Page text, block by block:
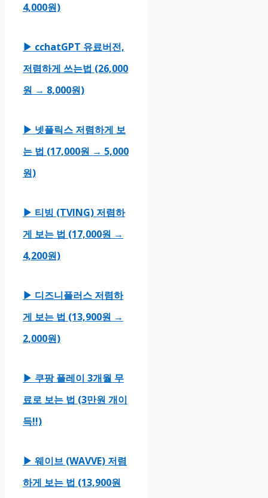
4,000원)
▶ cchatGPT 유료버전,
저렴하게 쓰는법 (26,000
원 → 8,000원)
▶ 넷플릭스 저렴하게 보
는 법 (17,000원 → 5,000
원)
▶ 티빙 (TVING) 저렴하
게 보는 법 (17,000원 →
4,200원)
▶ 디즈니플러스 저렴하
게 보는 법 (13,900원 →
2,000원)
▶ 쿠팡 플레이 3개월 무
료로 보는 법 (3만원 개이
득!!)
▶ 웨이브 (WAVVE) 저렴
하게 보는 법 (13,900원